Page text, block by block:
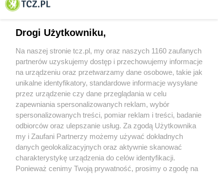
O FIRMIE POLITYKA PRYWATNOŚCI HOSTING
REKLAMA WSPÓŁPRACA RSS FACEBOOK KONTAKT
Nasze serwisy
Aktualności
Muzyka i kultura
Drogi Użytkowniku,
Na naszej stronie tcz.pl, my oraz naszych 1160 zaufanych
partnerów uzyskujemy dostęp i przechowujemy informacje
na urządzeniu oraz przetwarzamy dane osobowe, takie jak
unikalne identyfikatory, standardowe informacje wysyłane
przez urządzenie czy dane przeglądania w celu
zapewniania spersonalizowanych reklam, wybór
spersonalizowanych treści, pomiar reklam i treści, badanie
odbiorców oraz ulepszanie usług. Za zgodą Użytkownika
my i Zaufani Partnerzy możemy używać dokładnych
danych geolokalizacyjnych oraz aktywnie skanować
charakterystykę urządzenia do celów identyfikacji.
Ponieważ cenimy Twoją prywatność, prosimy o zgodę na